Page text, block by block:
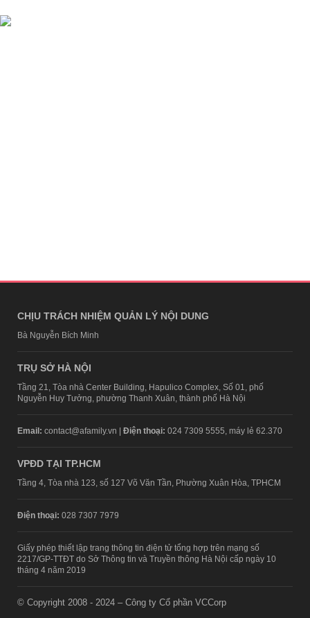
CHỊU TRÁCH NHIỆM QUẢN LÝ NỘI DUNG
Bà Nguyễn Bích Minh
TRỤ SỞ HÀ NỘI
Tầng 21, Tòa nhà Center Building, Hapulico Complex, Số 01, phố
Nguyễn Huy Tưởng, phường Thanh Xuân, thành phố Hà Nội
Email: contact@afamily.vn | Điện thoại: 024 7309 5555, máy lẻ 62.370
VPĐD TẠI TP.HCM
Tầng 4, Tòa nhà 123, số 127 Võ Văn Tần, Phường Xuân Hòa, TPHCM
Điện thoại: 028 7307 7979
Giấy phép thiết lập trang thông tin điện tử tổng hợp trên mạng số
2217/GP-TTĐT do Sở Thông tin và Truyền thông Hà Nội cấp ngày 10
tháng 4 năm 2019
© Copyright 2008 - 2024 – Công ty Cổ phần VCCorp